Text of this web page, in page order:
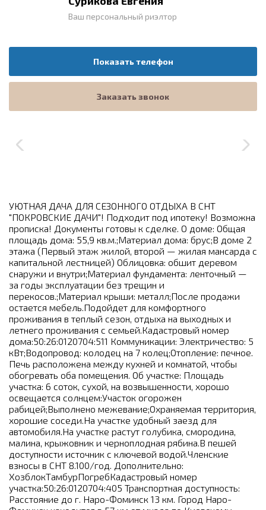
Ваш персональный риэлтор
Показать телефон
Заказать звонок
УЮТНАЯ ДАЧА ДЛЯ СЕЗОННОГО ОТДЫХА В СНТ
"ПОКРОВСКИЕ ДАЧИ"! Подходит под ипотеку! Возможна
прописка! Документы готовы к сделке. О доме: Общая
площадь дома: 55,9 кв.м.;Материал дома: брус;В доме 2
этажа (Первый этаж жилой, второй — жилая мансарда с
капитальной лестницей) Облицовка: обшит деревом
снаружи и внутри;Материал фундамента: ленточный —
за годы эксплуатации без трещин и
перекосов.;Материал крыши: металл;После продажи
остается мебель.Подойдет для комфортного
проживания в теплый сезон, отдыха на выходных и
летнего проживания с семьей.Кадастровый номер
дома:50:26:0120704:511 Коммуникации: Электричество: 5
кВт;Водопровод: колодец на 7 колец;Отопление: печное.
Печь расположена между кухней и комнатой, чтобы
обогревать оба помещения. Об участке: Площадь
участка: 6 соток, сухой, на возвышенности, хорошо
освещается солнцем:Участок огорожен
рабицей;Выполнено межевание;Охраняемая территория,
хорошие соседи.На участке удобный заезд для
автомобиля.На участке растут голубика, смородина,
малина, крыжовник и черноплодная рябина.В пешей
доступности источник с ключевой водой.Членские
взносы в СНТ 8.100/год. Дополнительно:
ХозблокТамбурПогребКадастровый номер
участка:50:26:0120704:405 Транспортная доступность:
Расстояние до г. Наро-Фоминск 13 км. Город Наро-